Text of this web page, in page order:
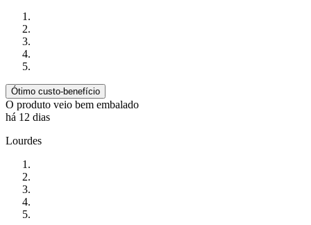
Ótimo custo-benefício
O produto veio bem embalado
há 12 dias
Lourdes